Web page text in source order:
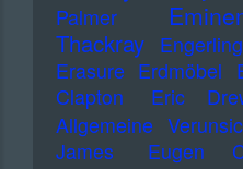
Palmer
Thackray
Engerling
Erasure Erdmöbel
Clapton
Eric
Allgemeine
James
Eugen